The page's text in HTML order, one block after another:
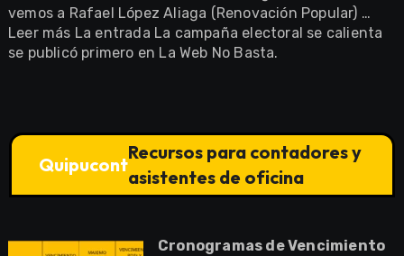
vemos a Rafael López Aliaga (Renovación Popular) …
Leer más La entrada La campaña electoral se calienta
se publicó primero en La Web No Basta.
Quipucont
Recursos para contadores y
asistentes de oficina
Cronogramas de Vencimiento